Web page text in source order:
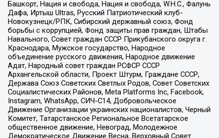
Башкорт, Нация и свобода, Нация и свобода, W.H.С., Фалунь
Дафа, Иртыш Ultras, Русский Патриотический клуб-
Новокузнецк/РПК, Сибирский державный союз, Фонд
борьбы с коррупцией, Фонд защиты прав граждан, Штабы
Навального, Совет граждан СССР Прикубанского округа г.
Краснодара, Мужское государство, Народное
объединение русского движения, Народное движение
Адат, Народный совет граждан РСФСР СССР
Архангельской области, Проект Штурм, Граждане СССР,
Держава Союз Советских Светлых Родов, Совет Советских
Социалистических Районов, Meta Platforms Inc, Facebook,
Instagram, WhatsApp, СИЧ-С14, Добровольческое
Движение Организации украинских националистов, Черный
Комитет, Татарстанское Региональное Всетатарское
общественное движение, Невоград, Молодежное